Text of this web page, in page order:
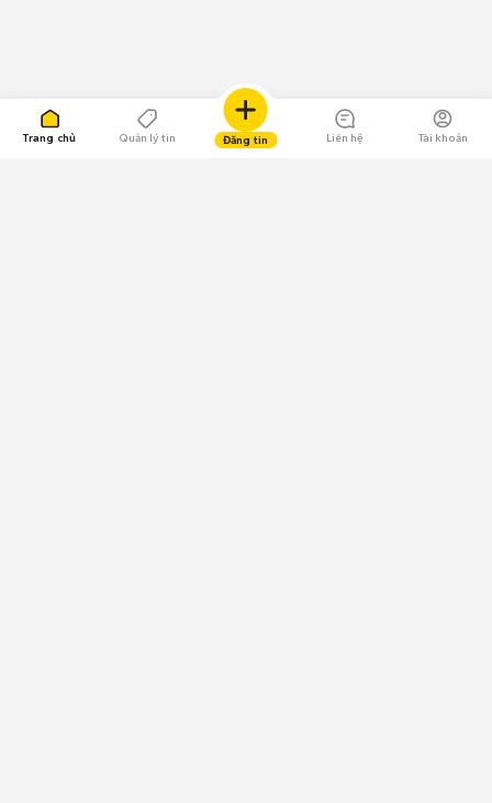
Trang chủ Quản lý tin Đăng tin Liên hệ Tài khoản